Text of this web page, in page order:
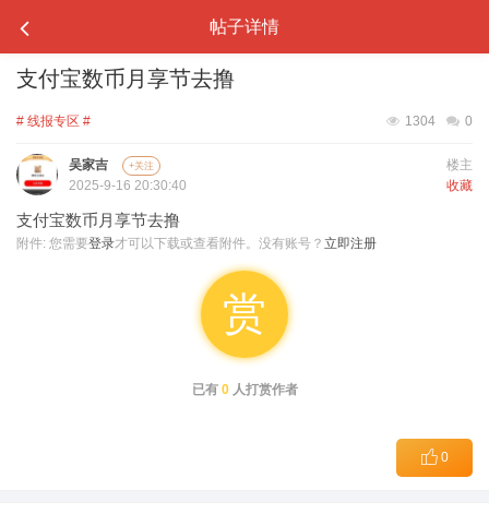
帖子详情
支付宝数币月享节去撸
# 线报专区 # 0
1304
楼主
吴家吉 +关注
收藏
2025-9-16 20:30:40
支付宝数币月享节去撸
附件: 您需要登录才可以下载或查看附件。没有账号？ 立即注册
赏
已有 0人打赏作者
0